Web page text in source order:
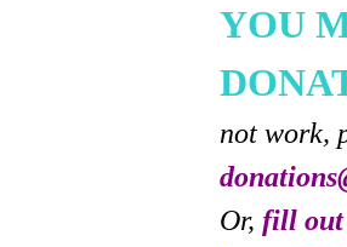
YOU
not work,
Or, fill out